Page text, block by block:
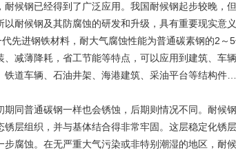
，耐候钢已经得到了广泛应用。我国耐候钢起步较晚
以耐候钢及其防腐蚀的研发和升级，具有重要现实意
进钢铁材料，耐大气腐蚀性能为普通碳素钢的2～
、减薄降耗，省工节能等特点，可以应用到建筑、车
铁道车辆、石油井架、海港建筑、采油平台等结构件
期同普通碳钢一样也会锈蚀，后期则情况不同。耐候
锈层组织，并与基体结合得非常牢固。这层稳定化锈
步腐蚀。在无严重大气污染或非特别潮湿的地区，耐